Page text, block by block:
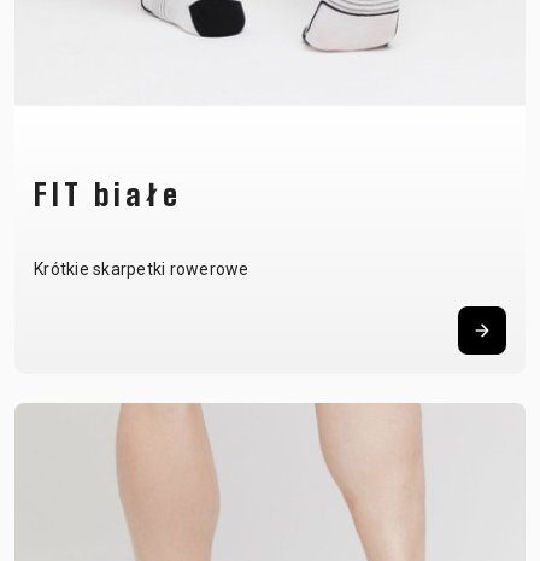
FIT białe
Krótkie skarpetki rowerowe